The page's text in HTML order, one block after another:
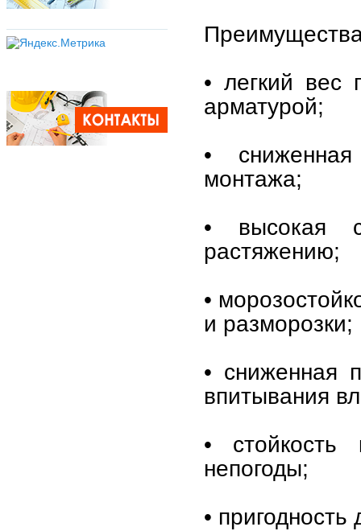
• легкий вес
арматурой;
•
монтажа;
• высокая
растяжению;
•
и разморозки;
• сниженная
впитывания
• стойкость
непогоды;
•